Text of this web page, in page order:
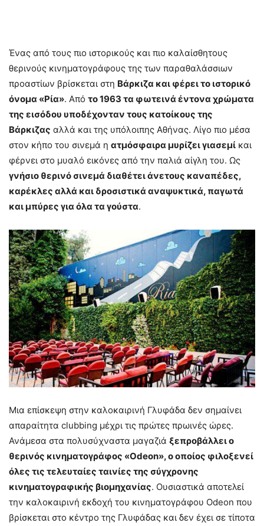
Ένας από τους πιο ιστορικούς και πιο καλαίσθητους
θερινούς κινηματογράφους της των παραθαλάσσιων
προαστίων βρίσκεται στη Βάρκιζα και φέρει το ιστορικό
όνομα «Ρία». Από το 1963 τα φωτεινά έντονα χρώματα
της εισόδου υποδέχονταν τους κατοίκους της
Βάρκιζας αλλά και της υπόλοιπης Αθήνας. Λίγο πιο μέσα
στον κήπο του σινεμά η ατμόσφαιρα μυρίζει γιασεμί και
φέρνει στο μυαλό εικόνες από την παλιά αίγλη του. Ως
γνήσιο θερινό σινεμά διαθέτει άνετους καναπέδες,
καρέκλες αλλά και δροσιστικά αναψυκτικά, παγωτά
και μπύρες για όλα τα γούστα.
Μια επίσκεψη στην καλοκαιρινή Γλυφάδα δεν σημαίνει
απαραίτητα clubbing μέχρι τις πρώτες πρωινές ώρες.
Ανάμεσα στα πολυσύχναστα μαγαζιά ξεπροβάλλει ο
θερινός κινηματογράφος «Odeon», ο οποίος φιλοξενεί
όλες τις τελευταίες ταινίες της σύγχρονης
κινηματογραφικής βιομηχανίας. Ουσιαστικά αποτελεί
την καλοκαιρινή εκδοχή του κινηματογράφου Odeon που
βρίσκεται στο κέντρο της Γλυφάδας και δεν έχει σε τίποτα